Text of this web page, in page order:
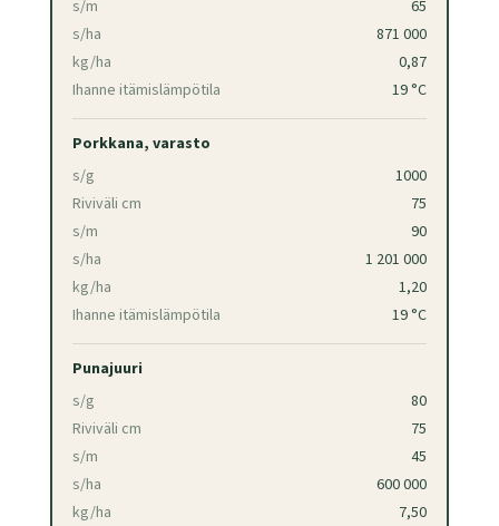
s/m
65
s/ha
871 000
kg/ha
0,87
Ihanne itämislämpötila
19 °C
Porkkana, varasto
s/g
1000
Riviväli cm
75
s/m
90
s/ha
1 201 000
kg/ha
1,20
Ihanne itämislämpötila
19 °C
Punajuuri
s/g
80
Riviväli cm
75
s/m
45
s/ha
600 000
kg/ha
7,50